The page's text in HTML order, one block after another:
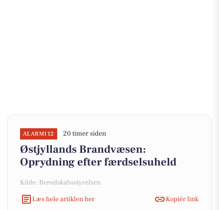
ALARM112 20 timer siden
Østjyllands Brandvæsen:
Oprydning efter færdselsuheld
Kilde: Beredskabsstyrelsen
Læs hele artiklen her
Kopiér link